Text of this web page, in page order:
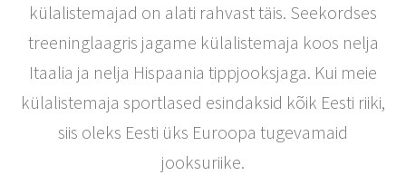
külalistemajad on alati rahvast täis. Seekordses
treeninglaagris jagame külalistemaja koos nelja
Itaalia ja nelja Hispaania tippjooksjaga. Kui meie
külalistemaja sportlased esindaksid kõik Eesti riiki,
siis oleks Eesti üks Euroopa tugevamaid
jooksuriike.